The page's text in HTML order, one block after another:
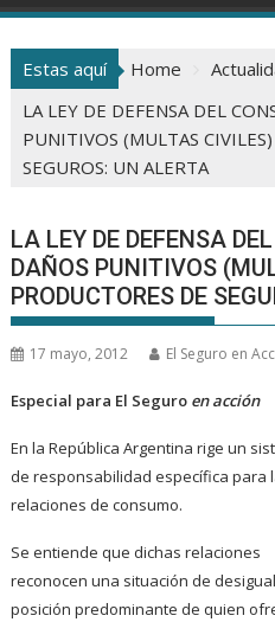
Estas aquí Home
LA LEY DE DEFENSA DEL
PUNITIVOS (MULTAS
SEGUROS: UN ALERTA
LA LEY DE DEFENSA
DAÑOS PUNITIVOS
PRODUCTORES DE
17 mayo, 2012 El Seguro en
Especial para El Seguro en acción
En la República Argentina rige un
de responsabilidad específica para
relaciones de consumo.
Se entiende que dichas relaciones
reconocen una situación de
posición predominante de quien